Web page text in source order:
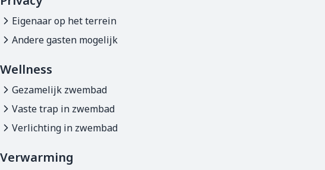
Eigenaar op het terrein
Andere gasten mogelijk
Wellness
Gezamelijk zwembad
Vaste trap in zwembad
Verlichting in zwembad
Verwarming